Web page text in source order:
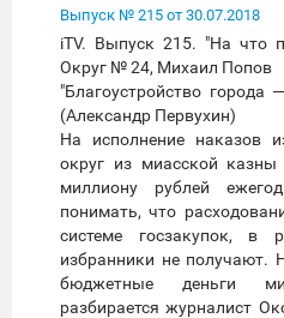
Выпуск № 215 от 30.07.2018
iTV. Выпуск 215. "На что
Округ № 24, Михаил Попов
"Благоустройство
(Александр Первухин)
На исполнение наказов
округ из миасской
миллиону рублей
понимать, что
системе госзакупок, в
избранники не получают.
бюджетные деньги
разбирается журналист